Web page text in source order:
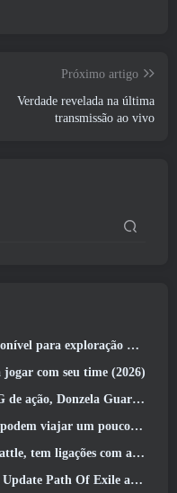
Próximo artigo
Verdade revelada na última
transmissão ao vivo
no RuneScape da velha escola
com seu time (2026)
ação, Donzela Guardiã
pouco no tempo… como um deleite
que eles estão adicionando isso ao Guild Wars 2
várias mudanças com base no feedback